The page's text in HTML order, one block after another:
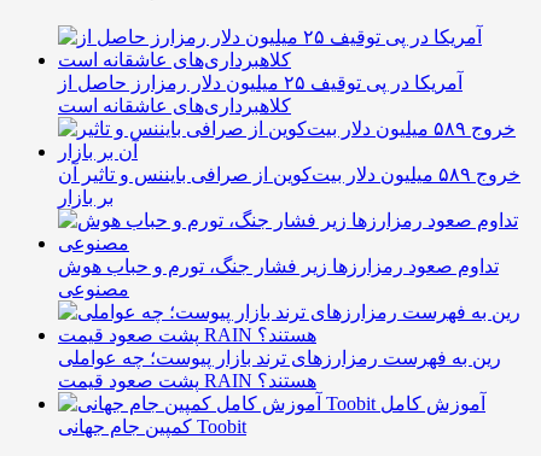
آمریکا در پی توقیف ۲۵ میلیون دلار رمزارز حاصل از
کلاهبرداری‌های عاشقانه است
خروج ۵۸۹ میلیون دلار بیت‌کوین از صرافی بایننس و تاثیر آن
بر بازار
تداوم صعود رمزارزها زیر فشار جنگ، تورم و حباب هوش
مصنوعی
رین به فهرست رمزارزهای ترند بازار پیوست؛ چه عواملی
پشت صعود قیمت RAIN هستند؟
آموزش کامل
کمپین جام جهانی Toobit